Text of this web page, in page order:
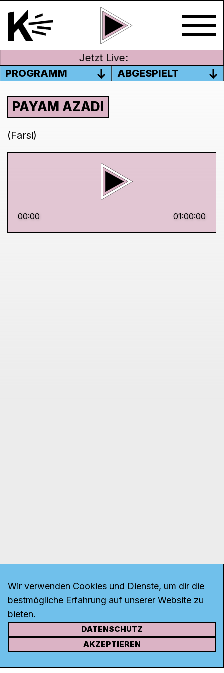
Jetzt Live:
PROGRAMM
ABGESPIELT
PAYAM AZADI
(Farsi)
00:00 01:00:00
KONTAKT
Wir verwenden Cookies und Dienste, um dir die
bestmögliche Erfahrung auf unserer Website zu
bieten.
DATENSCHUTZ
AKZEPTIEREN